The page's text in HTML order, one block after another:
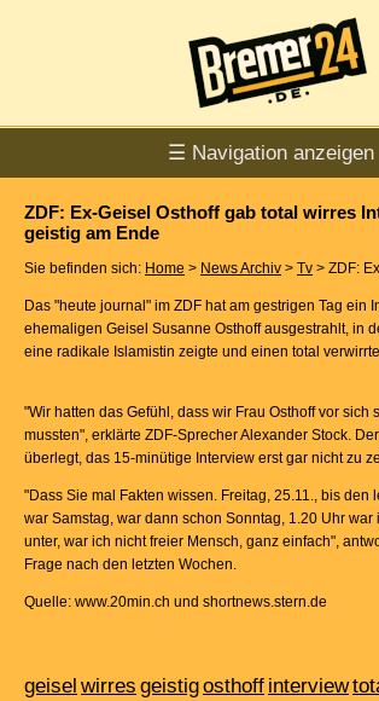
☰ Navigation anzeigen
ZDF: Ex-Geisel Osthoff gab total wirres
geistig am Ende
Sie befinden sich: Home > News Archiv > Tv > ZDF:
Das "heute journal" im ZDF hat am gestrigen Tag ein
ehemaligen Geisel Susanne Osthoff ausgestrahlt, in
eine radikale Islamistin zeigte und einen total
"Wir hatten das Gefühl, dass wir Frau Osthoff vor sich
mussten", erklärte ZDF-Sprecher Alexander Stock.
überlegt, das 15-minütige Interview erst gar nicht zu
"Dass Sie mal Fakten wissen. Freitag, 25.11., bis den
war Samstag, war dann schon Sonntag, 1.20 Uhr war
unter, war ich nicht freier Mensch, ganz einfach",
Frage nach den letzten Wochen.
Quelle: www.20min.ch und shortnews.stern.de
geisel wirres geistigosthoff interview